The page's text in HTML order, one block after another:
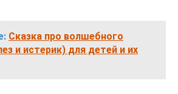
Сказка про волшебного
и истерик) для детей и их